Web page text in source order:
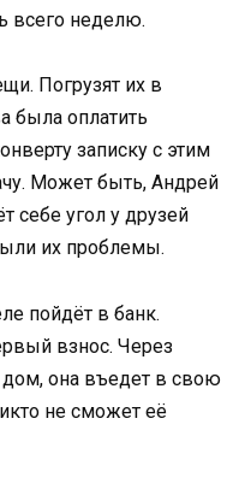
всего неделю.
Погрузят их в
была оплатить
записку с этим
Может быть, Андрей
себе угол у друзей
их проблемы.
пойдёт в банк.
взнос. Через
дом, она въедет в свою
не сможет её